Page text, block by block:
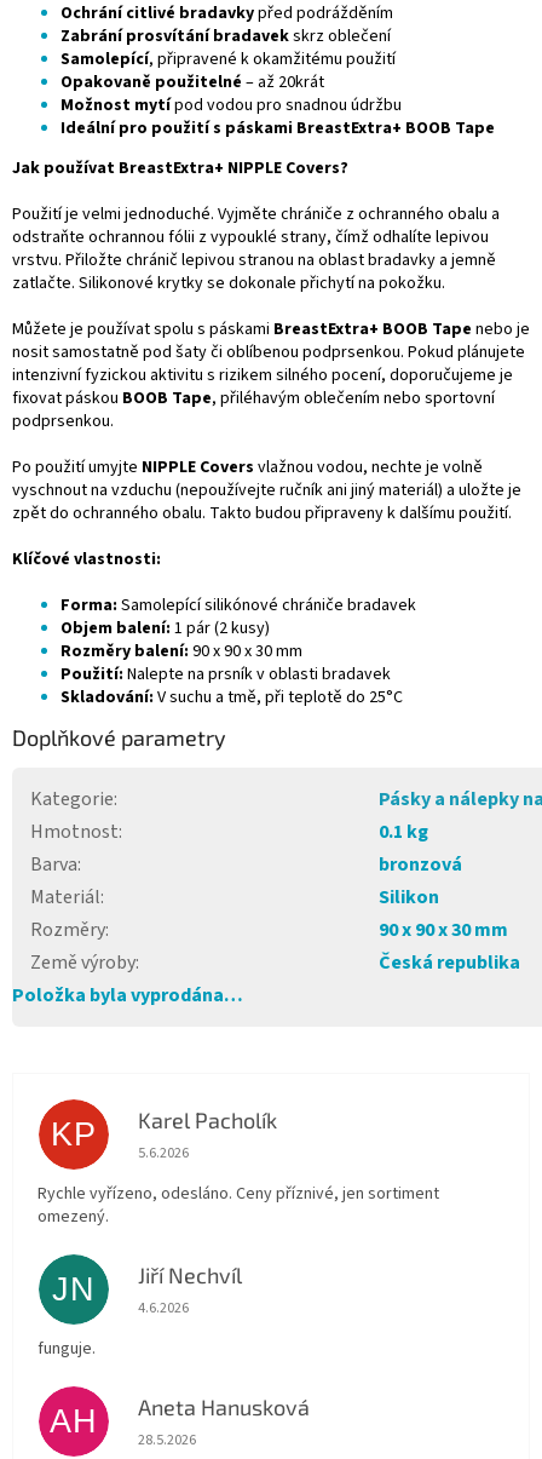
Ochrání citlivé bradavkypřed podrážděním
Zabrání prosvítání bradavekskrz oblečení
Samolepící, připravené k okamžitému použití
Opakovaně použitelné – až 20krát
Možnost mytípod vodou pro snadnou údržbu
Ideální pro použití s páskami BreastExtra+ BOOB Tape
Jak používat BreastExtra+ NIPPLE Covers?
Použití je velmi jednoduché. Vyjměte chrániče z ochranného obalu a
odstraňte ochrannou fólii z vypouklé strany, čímž odhalíte lepivou
vrstvu. Přiložte chránič lepivou stranou na oblast bradavky a jemně
zatlačte. Silikonové krytky se dokonale přichytí na pokožku.
Můžete je používat spolu s páskami BreastExtra+ BOOB Tape nebo je
nosit samostatně pod šaty či oblíbenou podprsenkou. Pokud plánujete
intenzivní fyzickou aktivitu s rizikem silného pocení, doporučujeme je
fixovat páskou BOOB Tape, přiléhavým oblečením nebo sportovní
podprsenkou.
Po použití umyjte NIPPLE Covers vlažnou vodou, nechte je volně
vyschnout na vzduchu (nepoužívejte ručník ani jiný materiál) a uložte je
zpět do ochranného obalu. Takto budou připraveny k dalšímu použití.
Klíčové vlastnosti:
Forma: Samolepící silikónové chrániče bradavek
Objem balení: 1 pár (2 kusy)
Rozměry balení: 90 x 90 x 30 mm
Použití: Nalepte na prsník v oblasti bradavek
Skladování: V suchu a tmě, při teplotě do 25°C
Doplňkové parametry
Kategorie:
Pásky a nálepky
Hmotnost:
0.1 kg
Barva:
bronzová
Materiál:
Silikon
Rozměry:
90 x 90 x 30 mm
Země výroby:
Česká republika
Položka byla vyprodána…
KP Karel Pacholík
Hodnocení obchodu je 4 z 5 hvězdiček.
5.6.2026
Rychle vyřízeno, odesláno. Ceny příznivé, jen sortiment
omezený.
JN Jiří Nechvíl
Hodnocení obchodu je 5 z 5 hvězdiček.
4.6.2026
funguje.
AH Aneta Hanusková
Hodnocení obchodu je 5 z 5 hvězdiček.
28.5.2026